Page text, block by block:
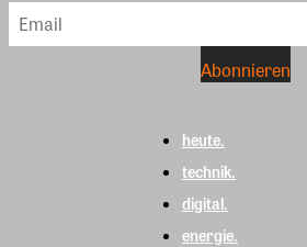
heute.
technik.
digital.
energie.